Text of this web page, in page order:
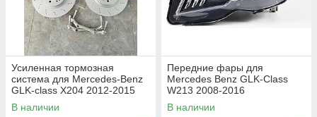
Усиленная тормозная
система для Mercedes-Benz
GLK-class X204 2012-2015
В наличии
Передние фары для
Mercedes Benz GLK-Class
W213 2008-2016
В наличии